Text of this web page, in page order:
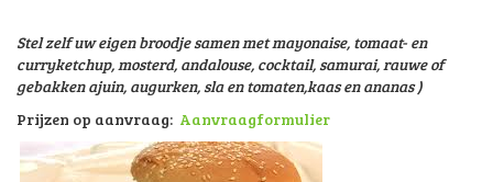
Stel zelf uw eigen broodje samen met mayonaise, tomaat- en
curryketchup, mosterd, andalouse, cocktail, samurai, rauwe of
gebakken ajuin, augurken, sla en tomaten,kaas en ananas )
Prijzen op aanvraag: Aanvraagformulier